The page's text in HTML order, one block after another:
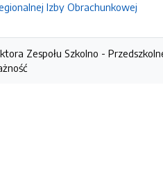
Izby Obrachunkowej
Zespołu Szkolno -